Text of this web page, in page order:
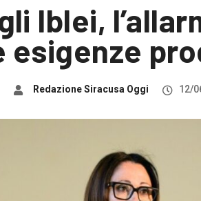
Iblei,
esigenze
Redazione Siracusa Oggi 12/